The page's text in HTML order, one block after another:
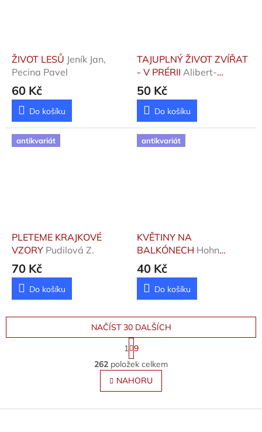
ŽIVOT LESŮ Jeník Jan,
Pecina Pavel
60 Kč
Do košíku
TAJUPLNÝ ŽIVOT ZVÍŘAT
- V PRÉRII Alibert-
Kouraguine Daniel
50 Kč
Do košíku
antikvariát
PLETEME KRAJKOVÉ
VZORY Pudilová Z.
70 Kč
Do košíku
antikvariát
KVĚTINY NA
BALKÓNECH Hohn
Reinhardt
40 Kč
Do košíku
O
v
l
á
NAČÍST 30 DALŠÍCH
S
t
r
á
n
k
v
1
9
262 položek celkem
NAHORU
Z